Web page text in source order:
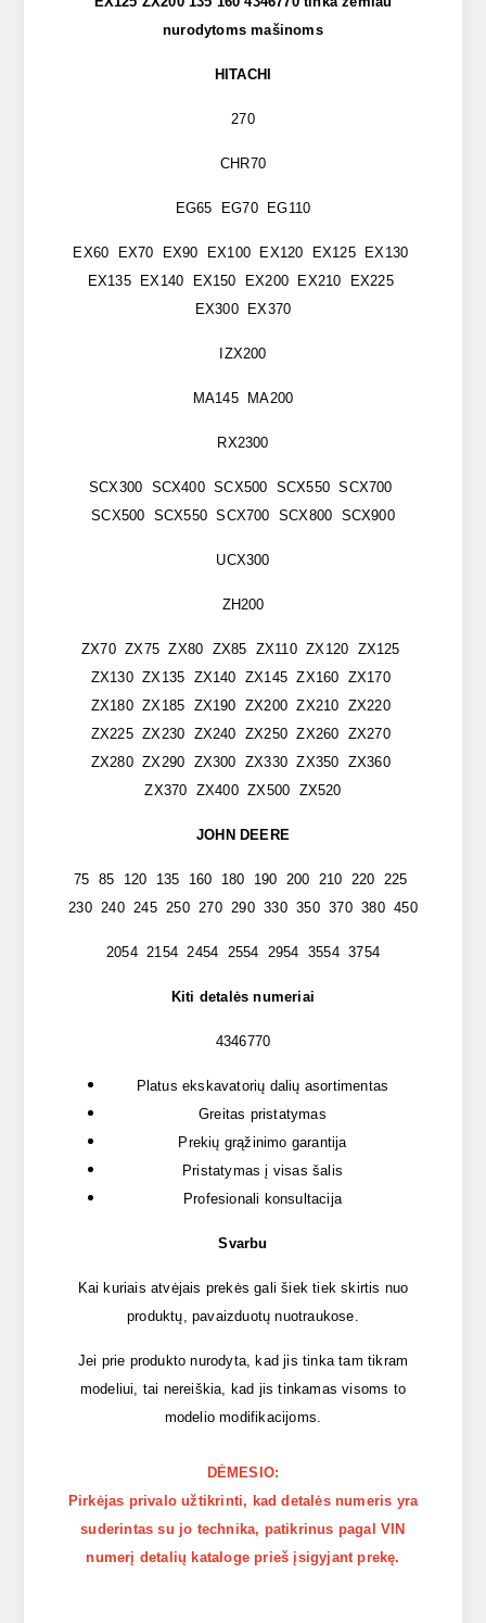
nurodytoms mašinoms
HITACHI
270
CHR70
EG65 EG70 EG110
EX60 EX70 EX90 EX100 EX120 EX125 EX130
EX135 EX140 EX150 EX200 EX210 EX225
EX300 EX370
IZX200
MA145 MA200
RX2300
SCX300 SCX400 SCX500 SCX550 SCX700
SCX500 SCX550 SCX700 SCX800 SCX900
UCX300
ZH200
ZX70 ZX75 ZX80 ZX85 ZX110 ZX120 ZX125
ZX130 ZX135 ZX140 ZX145 ZX160 ZX170
ZX180 ZX185 ZX190 ZX200 ZX210 ZX220
ZX225 ZX230 ZX240 ZX250 ZX260 ZX270
ZX280 ZX290 ZX300 ZX330 ZX350 ZX360
ZX370 ZX400 ZX500 ZX520
JOHN DEERE
75 85 120 135 160 180 190 200 210 220 225
230 240 245 250 270 290 330 350 370 380 450
2054 2154 2454 2554 2954 3554 3754
Kiti detalės numeriai
4346770
Platus ekskavatorių dalių asortimentas
Greitas pristatymas
Prekių grąžinimo garantija
Pristatymas į visas šalis
Profesionali konsultacija
Svarbu
Kai kuriais atvėjais prekės gali šiek tiek skirtis nuo
produktų, pavaizduotų nuotraukose.
Jei prie produkto nurodyta, kad jis tinka tam tikram
modeliui, tai nereiškia, kad jis tinkamas visoms to
modelio modifikacijoms.
DĖMESIO:
Pirkėjas privalo užtikrinti, kad detalės numeris yra
suderintas su jo technika, patikrinus pagal VIN
numerį detalių kataloge prieš įsigyjant prekę.